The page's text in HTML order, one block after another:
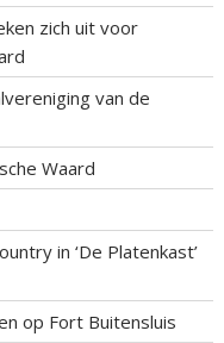
zich uit voor
van de
Waard
in ‘De Platenkast’
op Fort Buitensluis